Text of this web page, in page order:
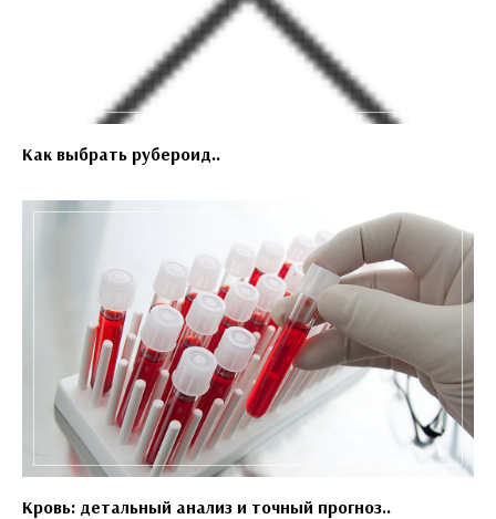
Как выбрать рубероид..
Кровь: детальный анализ и точный прогноз..